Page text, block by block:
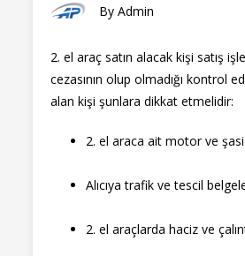
By Admin
2. el araç satın alacak kişi satış
cezasının olup olmadığı kontrol
alan kişi şunlara dikkat etmelidir:
2. el araca ait motor ve şasi
Alıcıya trafik ve tescil
2. el araçlarda haciz ve